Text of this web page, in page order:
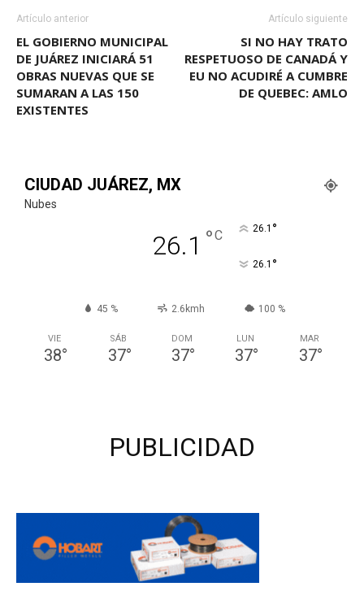
Artículo anterior
EL GOBIERNO MUNICIPAL
DE JUÁREZ INICIARÁ 51
OBRAS NUEVAS QUE SE
SUMARAN A LAS 150
EXISTENTES
Artículo siguiente
SI NO HAY TRATO
RESPETUOSO DE CANADÁ Y
EU NO ACUDIRÉ A CUMBRE
DE QUEBEC: AMLO
CIUDAD JUÁREZ, MX
Nubes
26.1 °C 26.1 °
26.1 °
45 % 2.6kmh 100 %
VIE
38°
SÁB
37°
DOM
37°
LUN
37°
MAR
37°
PUBLICIDAD